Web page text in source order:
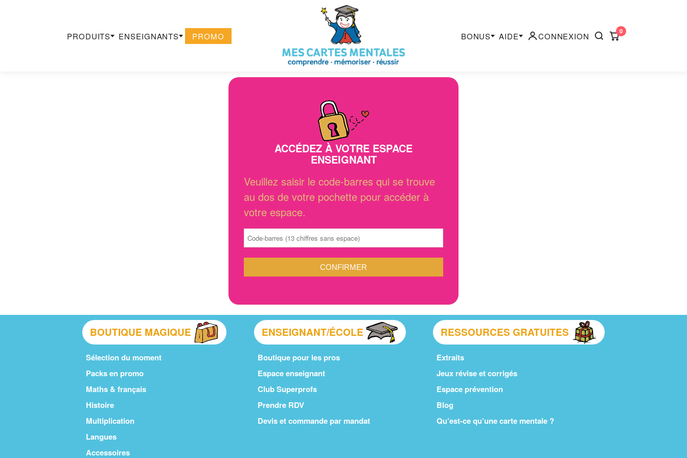
PRODUITS ENSEIGNANTS PROMO BONUS AIDE CONNEXION 0
ACCÉDEZ À VOTRE ESPACE
ENSEIGNANT
Veuillez saisir le code-barres qui se trouve
au dos de votre pochette pour accéder à
votre espace.
CONFIRMER
BOUTIQUE MAGIQUE
Sélection du moment
Packs en promo
Maths & français
Histoire
Multiplication
Langues
Accessoires
ENSEIGNANT/ÉCOLE
Boutique pour les pros
Espace enseignant
Club Superprofs
Prendre RDV
Devis et commande par mandat
RESSOURCES GRATUITES
Extraits
Jeux révise et corrigés
Espace prévention
Blog
Qu’est-ce qu’une carte mentale ?